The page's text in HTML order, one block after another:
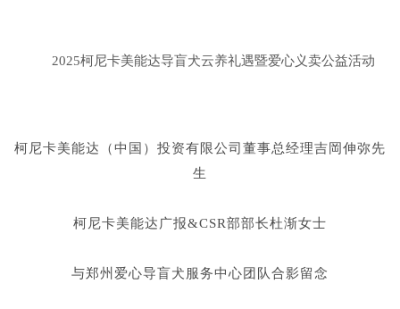
2025柯尼卡美能达导盲犬云养礼遇暨爱心义卖公益活动
柯尼卡美能达（中国）投资有限公司董事总经理吉岡伸弥先
生
柯尼卡美能达广报&CSR部部长杜渐女士
与郑州爱心导盲犬服务中心团队合影留念